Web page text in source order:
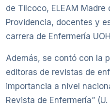
de Tilcoco, ELEAM Madre
Providencia, docentes y
carrera de Enfermería
Además, se contó con la
editoras de revistas de
importancia a nivel
Revista de Enfermería”